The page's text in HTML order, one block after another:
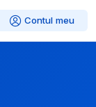
Contul meu